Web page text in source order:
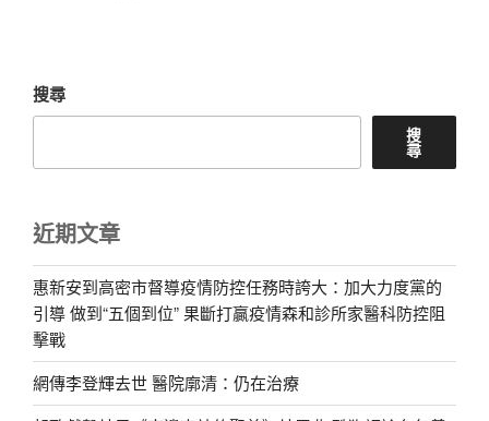
搜尋
搜
尋
近期文章
惠新安到高密市督導疫情防控任務時誇大：加大力度黨的
引導 做到“五個到位” 果斷打贏疫情森和診所家醫科防控阻
擊戰
網傳李登輝去世 醫院廓清：仍在治療